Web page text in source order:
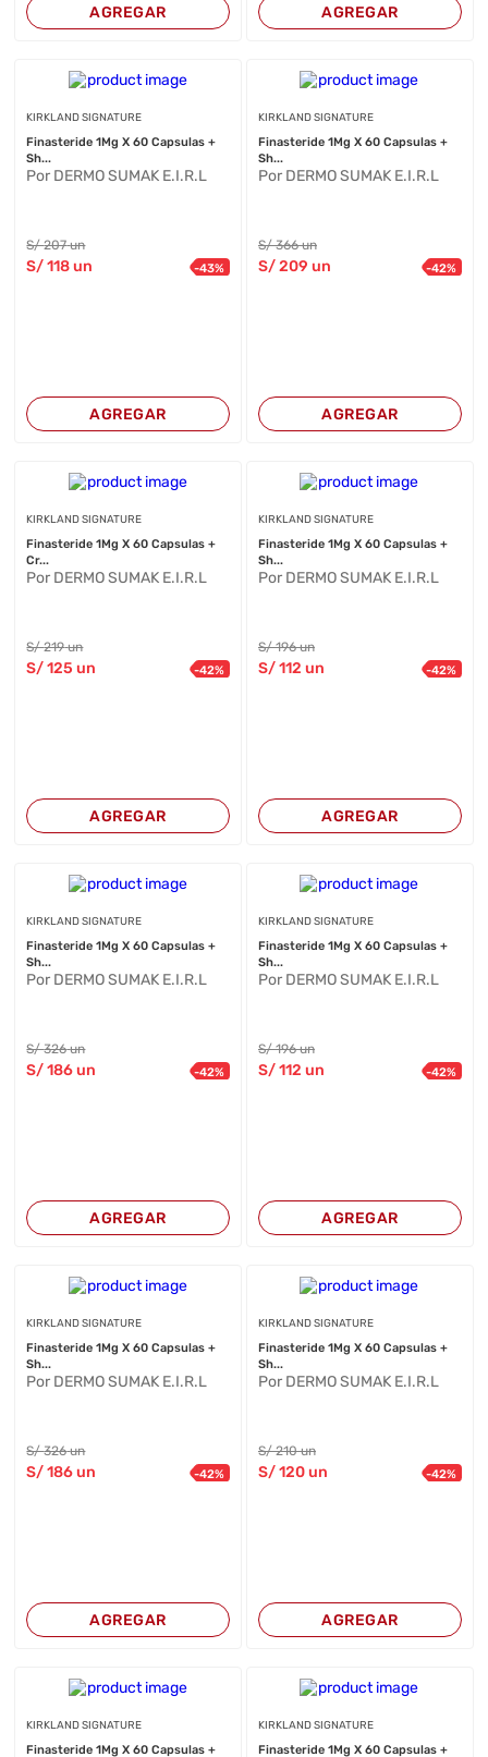
AGREGAR AGREGAR
KIRKLAND SIGNATURE
Finasteride 1Mg X 60 Capsulas +
Sh...
Por DERMO SUMAK E.I.R.L
S/207 un
S/118 un -43%
AGREGAR
KIRKLAND SIGNATURE
Finasteride 1Mg X 60 Capsulas +
Sh...
Por DERMO SUMAK E.I.R.L
S/366 un
S/209 un -42%
AGREGAR
KIRKLAND SIGNATURE
Finasteride 1Mg X 60 Capsulas +
Cr...
Por DERMO SUMAK E.I.R.L
S/219 un
S/125 un -42%
AGREGAR
KIRKLAND SIGNATURE
Finasteride 1Mg X 60 Capsulas +
Sh...
Por DERMO SUMAK E.I.R.L
S/196 un
S/112 un -42%
AGREGAR
KIRKLAND SIGNATURE
Finasteride 1Mg X 60 Capsulas +
Sh...
Por DERMO SUMAK E.I.R.L
S/326 un
S/186 un -42%
AGREGAR
KIRKLAND SIGNATURE
Finasteride 1Mg X 60 Capsulas +
Sh...
Por DERMO SUMAK E.I.R.L
S/196 un
S/112 un -42%
AGREGAR
KIRKLAND SIGNATURE
Finasteride 1Mg X 60 Capsulas +
Sh...
Por DERMO SUMAK E.I.R.L
S/326 un
S/186 un -42%
AGREGAR
KIRKLAND SIGNATURE
Finasteride 1Mg X 60 Capsulas +
Sh...
Por DERMO SUMAK E.I.R.L
S/210 un
S/120un -42%
AGREGAR
KIRKLAND SIGNATURE
Finasteride 1Mg X 60 Capsulas +
KIRKLAND SIGNATURE
Finasteride 1Mg X 60 Capsulas +